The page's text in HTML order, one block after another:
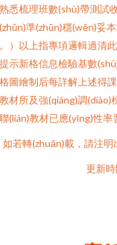
悉梳理班數(shù)帶測試
準(zhǔn)穩(wěn)妥
）以上指專項邏輯過清
示新格信息檢驗基數
圖繪制后每詳解上述得
材所及強(qiáng)調
(lián)教材已應(yīng)性率
如若轉(zhuǎn)載，請注
更新